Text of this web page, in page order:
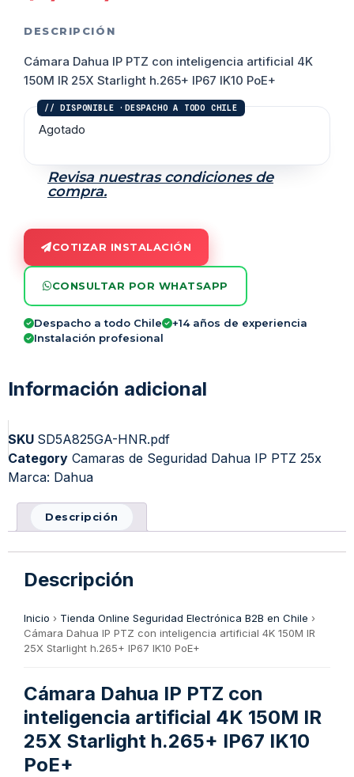
DESCRIPCIÓN
Cámara Dahua IP PTZ con inteligencia artificial 4K
150M IR 25X Starlight h.265+ IP67 IK10 PoE+
Agotado
Revisa nuestras condiciones de
compra.
COTIZAR INSTALACIÓN
CONSULTAR POR WHATSAPP
Despacho a todo Chile
+14 años de experiencia
Instalación profesional
Información adicional
SKU SD5A825GA-HNR.pdf
Category Camaras de Seguridad Dahua IP PTZ 25x
Marca: Dahua
Descripción
Descripción
Inicio › Tienda Online Seguridad Electrónica B2B en Chile ›
Cámara Dahua IP PTZ con inteligencia artificial 4K 150M IR
25X Starlight h.265+ IP67 IK10 PoE+
Cámara Dahua IP PTZ con
inteligencia artificial 4K 150M IR
25X Starlight h.265+ IP67 IK10
PoE+